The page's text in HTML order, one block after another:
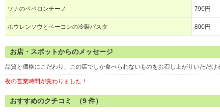
ツナのペペロンチーノ 790円
ホウレンソウとベーコンの冷製パスタ 800円
お店・スポットからのメッセージ
品質と価格にこだわり、この店でしか食べられないものをお召し上がりいただ
夜の営業時間が変わりました！
おすすめのクチコミ （9 件）